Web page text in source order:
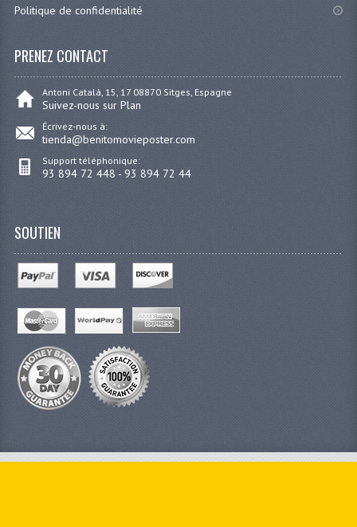
Politique de confidentialité
PRENEZ CONTACT
Antoni Catalá, 15, 17 08870 Sitges, Espagne
Suivez-nous sur Plan
Écrivez-nous à:
tienda@benitomovieposter.com
Support téléphonique:
93 894 72 448 - 93 894 72 44
SOUTIEN